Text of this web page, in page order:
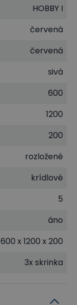
HOBBY I
červená
červená
sivá
600
1200
200
rozložené
krídlové
5
áno
600 x 1200 x 200
3x skrinka